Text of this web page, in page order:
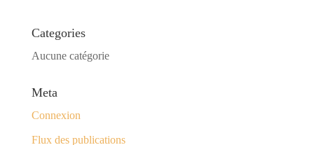
Categories
Aucune catégorie
Meta
Connexion
Flux des publications